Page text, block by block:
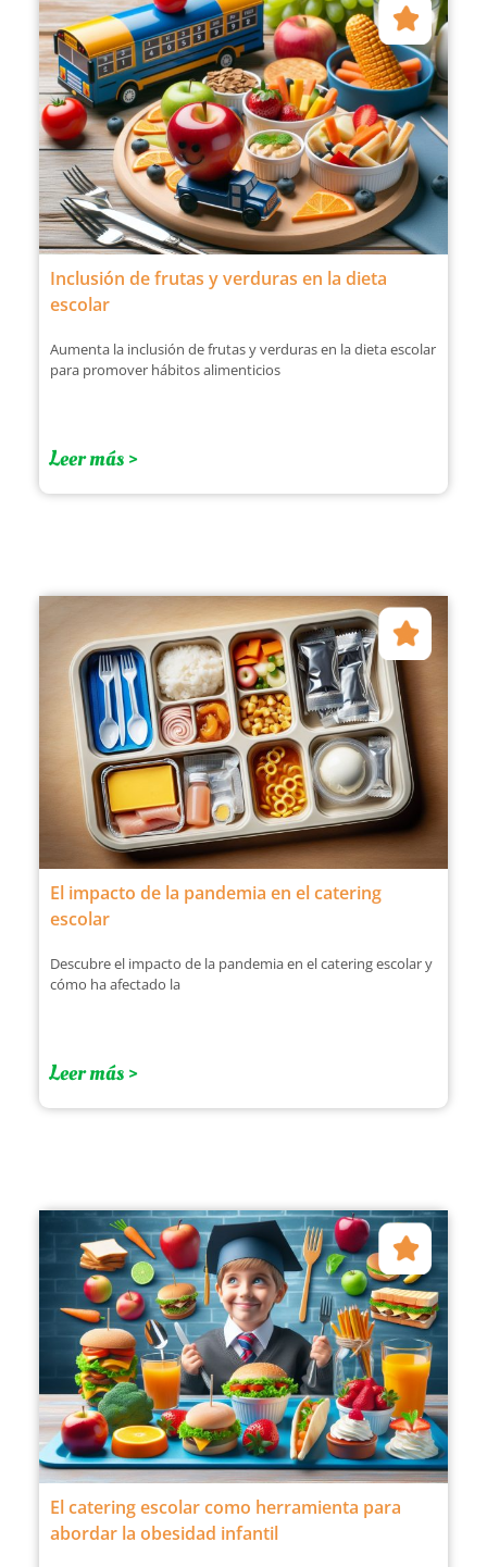
Inclusión de frutas y verduras en la dieta
escolar
Aumenta la inclusión de frutas y verduras en la dieta escolar
para promover hábitos alimenticios
Leer más >
El impacto de la pandemia en el catering
escolar
Descubre el impacto de la pandemia en el catering escolar y
cómo ha afectado la
Leer más >
El catering escolar como herramienta para
abordar la obesidad infantil